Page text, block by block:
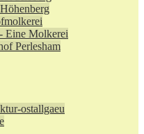
Eine Molkerei
Perlesham
ostallgaeu